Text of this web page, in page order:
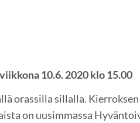
10.6. 2020 klo 15.00
orassilla sillalla.
on uusimmassa